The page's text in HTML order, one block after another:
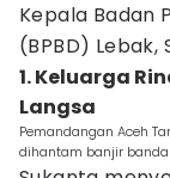
Kepala Badan
(BPBD)
1. Keluarga
Langsa
Pemandangan Aceh
dihantam banjir